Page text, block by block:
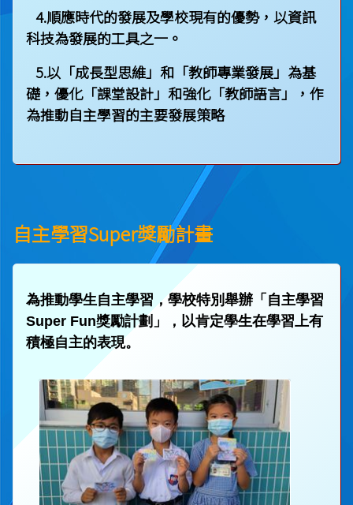
4.順應時代的發展及學校現有的優勢，以資訊
科技為發展的工具之一。
5.以「成長型思維」和「教師專業發展」為基
礎，優化「課堂設計」和強化「教師語言」，作
為推動自主學習的主要發展策略
自主學習Super獎勵計畫
為推動學生自主學習，學校特別舉辦「自主學習
Super Fun獎勵計劃」，以肯定學生在學習上有
積極自主的表現。